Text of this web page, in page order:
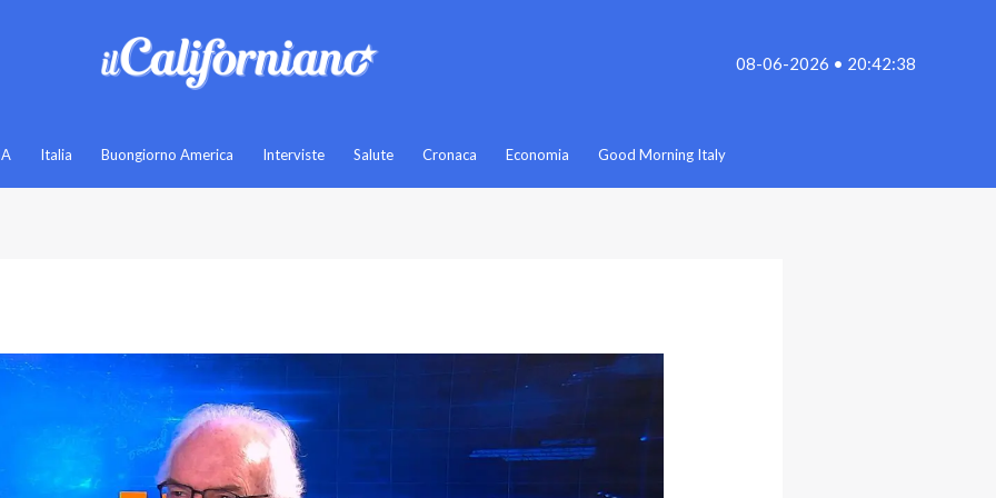
08-06-2026 • 20:42:38
Italia Buongiorno America Interviste Salute Cronaca Economia Good Morning Italy